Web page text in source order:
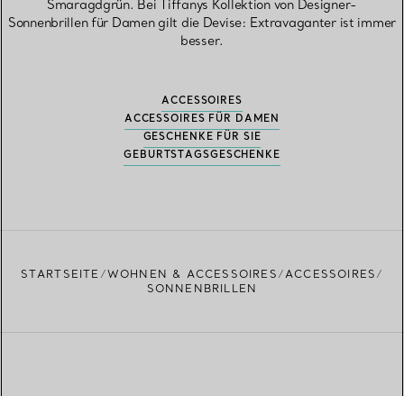
Smaragdgrün. Bei Tiffanys Kollektion von Designer-
Sonnenbrillen für Damen gilt die Devise: Extravaganter ist immer
besser.
ACCESSOIRES
ACCESSOIRES FÜR DAMEN
GESCHENKE FÜR SIE
GEBURTSTAGSGESCHENKE
STARTSEITE WOHNEN & ACCESSOIRES
ACCESSOIRES
SONNENBRILLEN